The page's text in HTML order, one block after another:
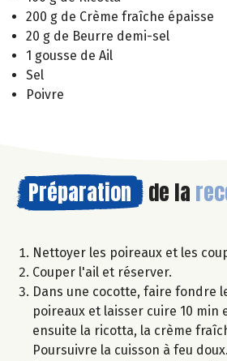
200 g de Crème fraîche épaisse
20 g de Beurre demi-sel
1 gousse de Ail
Sel
Poivre
Préparation de la
Nettoyer les poireaux et les
Couper l'ail et réserver.
Dans une cocotte, faire fondre
poireaux et laisser cuire 10 min
ensuite la ricotta, la crème
Poursuivre la cuisson à feu doux.